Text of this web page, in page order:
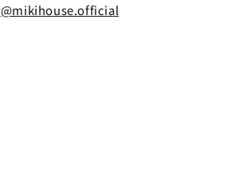
@mikihouse.official